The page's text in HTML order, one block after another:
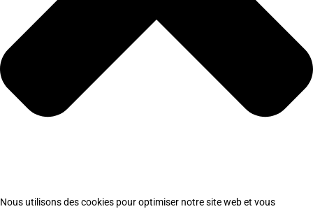
Nous utilisons des cookies pour optimiser notre site web et vous